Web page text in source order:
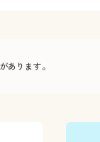
あります。